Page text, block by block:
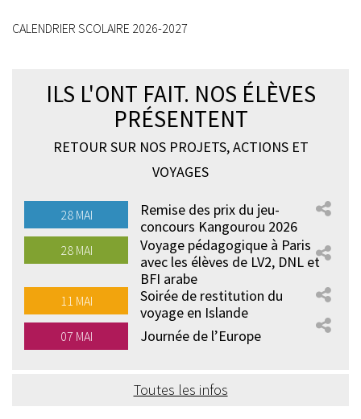
CALENDRIER SCOLAIRE 2026-2027
ILS L'ONT FAIT. NOS ÉLÈVES
PRÉSENTENT
RETOUR SUR NOS PROJETS, ACTIONS ET
VOYAGES
28 MAI
Remise des prix du jeu-
concours Kangourou 2026
28 MAI
Voyage pédagogique à Paris
avec les élèves de LV2, DNL et
BFI arabe
11 MAI
Soirée de restitution du
voyage en Islande
07 MAI Journée de l’Europe
Toutes les infos